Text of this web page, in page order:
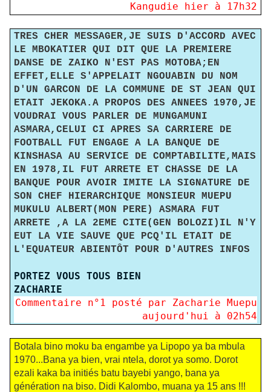
Kangudie hier à 17h32
TRES CHER MESSAGER,JE SUIS D'ACCORD AVEC
LE MBOKATIER QUI DIT QUE LA PREMIERE
DANSE DE ZAIKO N'EST PAS MOTOBA;EN
EFFET,ELLE S'APPELAIT NGOUABIN DU NOM
D'UN GARCON DE LA COMMUNE DE ST JEAN QUI
ETAIT JEKOKA.A PROPOS DES ANNEES 1970,JE
VOUDRAI VOUS PARLER DE MUNGAMUNI
ASMARA,CELUI CI APRES SA CARRIERE DE
FOOTBALL FUT ENGAGE A LA BANQUE DE
KINSHASA AU SERVICE DE COMPTABILITE,MAIS
EN 1978,IL FUT ARRETE ET CHASSE DE LA
BANQUE POUR AVOIR IMITE LA SIGNATURE DE
SON CHEF HIERARCHIQUE MONSIEUR MUEPU
MUKULU ALBERT(MON PERE) ASMARA FUT
ARRETE ,A LA 2EME CITE(GEN BOLOZI)IL N'Y
EUT LA VIE SAUVE QUE PCQ'IL ETAIT DE
L'EQUATEUR ABIENTÔT POUR D'AUTRES INFOS
PORTEZ VOUS TOUS BIEN
ZACHARIE
Commentaire n° 1 posté par Zacharie Muepu
aujourd'hui à 02h54
Botala bino moku ba engambe ya Lipopo ya ba mbula
1970...Bana ya bien, vrai ntela, dorot ya somo. Dorot
ezali kaka ba initiés batu bayebi yango, bana ya
génération na biso. Didi Kalombo, muana ya 15 ans !!!